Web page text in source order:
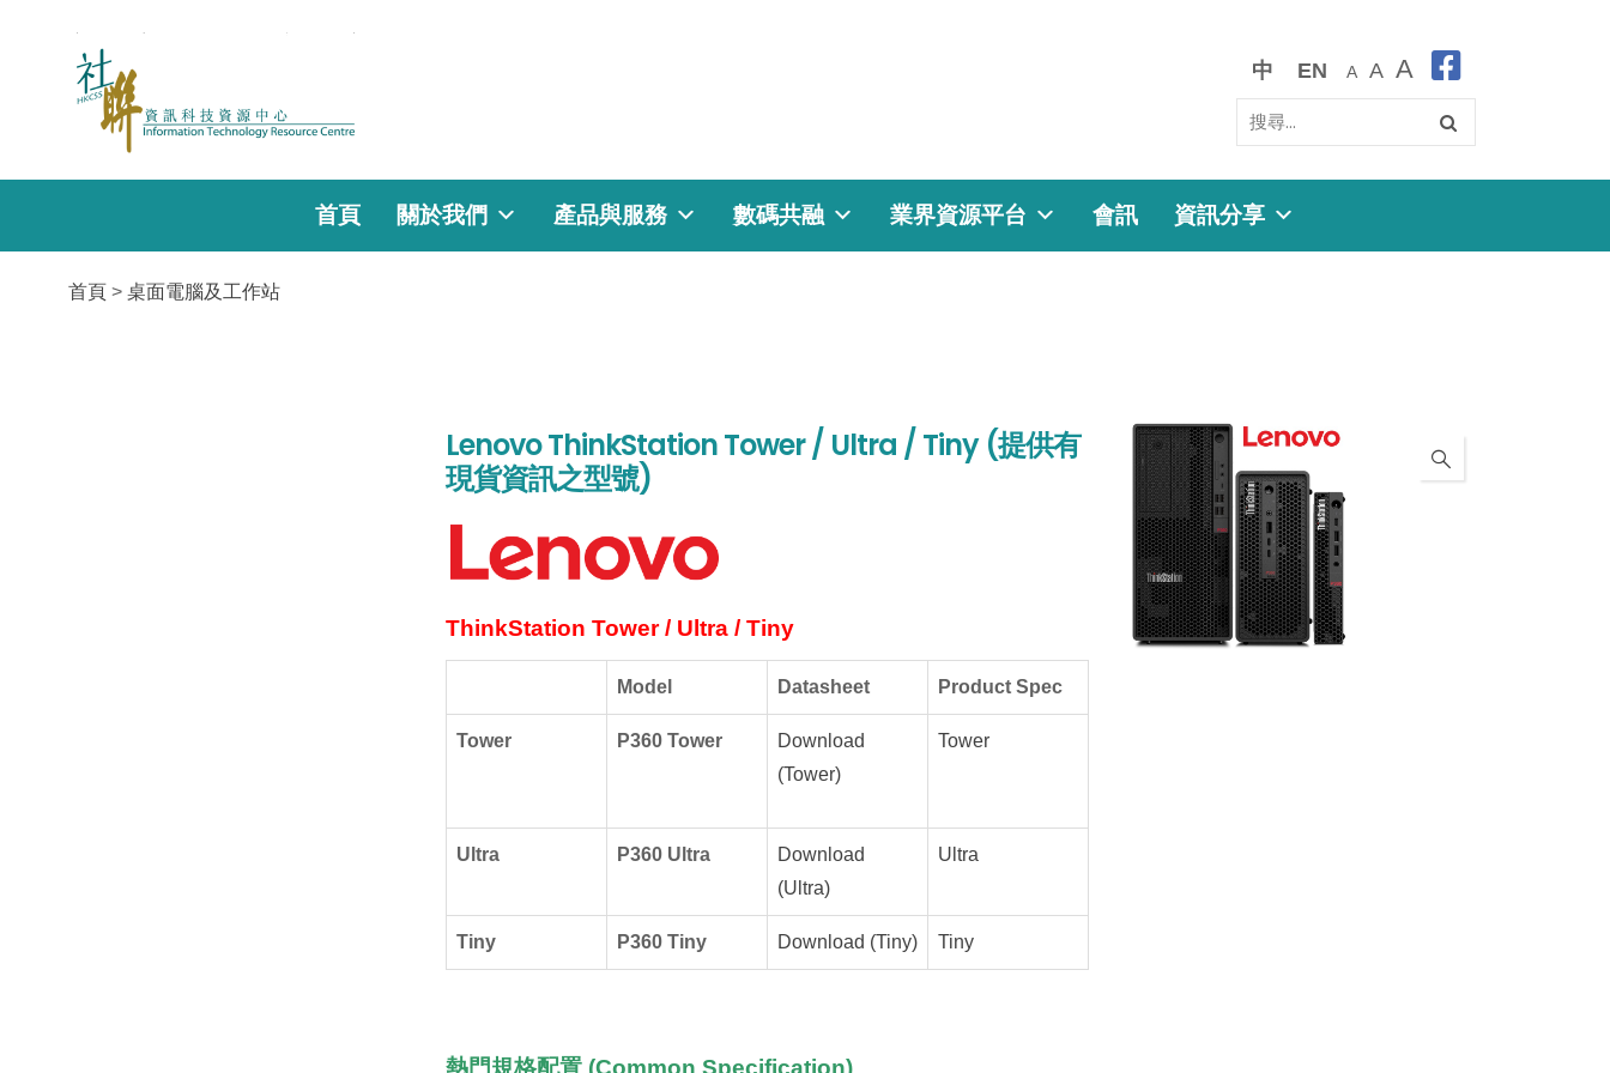
中 EN A A A
首頁 關於我們 產品與服務 數碼共融 業界資源平台 會訊 資訊分享
首頁 > 桌面電腦及工作站
Lenovo ThinkStation Tower / Ultra / Tiny (提供有
現貨資訊之型號)
ThinkStation Tower / Ultra / Tiny
Model Datasheet Product Spec
Tower P360 Tower
Download
(Tower)
Tower
Ultra P360 Ultra
Download
(Ultra)
Ultra
Tiny P360 Tiny Download (Tiny) Tiny
熱門規格配置 (Common Specification)